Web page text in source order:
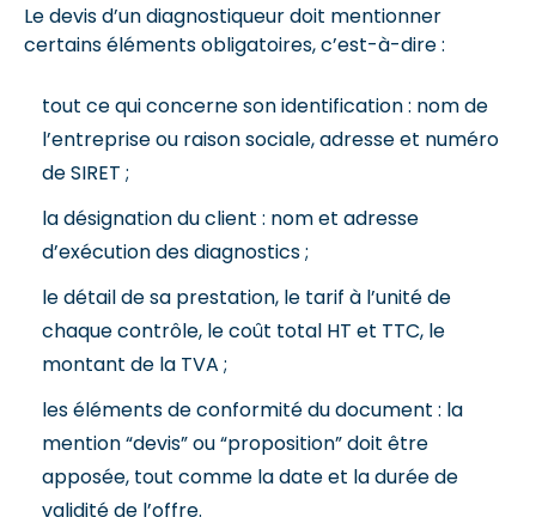
Le devis d’un diagnostiqueur doit mentionner
certains éléments obligatoires, c’est-à-dire :
tout ce qui concerne son identification : nom de
l’entreprise ou raison sociale, adresse et numéro
de SIRET ;
la désignation du client : nom et adresse
d’exécution des diagnostics ;
le détail de sa prestation, le tarif à l’unité de
chaque contrôle, le coût total HT et TTC, le
montant de la TVA ;
les éléments de conformité du document : la
mention “devis” ou “proposition” doit être
apposée, tout comme la date et la durée de
validité de l’offre.